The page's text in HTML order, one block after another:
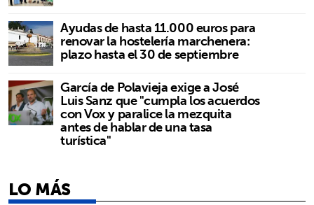
Ayudas de hasta 11.000 euros para
renovar la hostelería marchenera:
plazo hasta el 30 de septiembre
García de Polavieja exige a José
Luis Sanz que "cumpla los acuerdos
con Vox y paralice la mezquita
antes de hablar de una tasa
turística"
LO MÁS